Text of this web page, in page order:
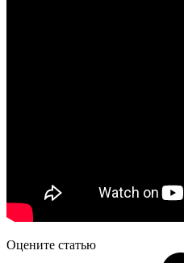
Оцените статью